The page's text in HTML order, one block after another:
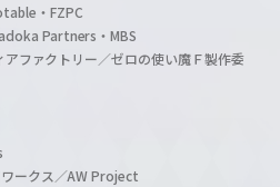
・FZPC
Partners・MBS
ファクトリー／ゼロの使い魔Ｆ製作委
ークス／AW Project